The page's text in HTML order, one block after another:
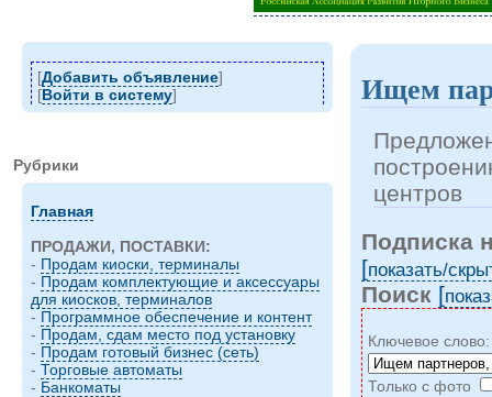
[Добавить объявление]
[Войти в систему]
Рубрики
Главная
ПРОДАЖИ, ПОСТАВКИ:
- Продам киоски, терминалы
- Продам комплектующие и аксессуары
для киосков, терминалов
- Программное обеспечение и контент
- Продам, сдам место под установку
- Продам готовый бизнес (сеть)
- Торговые автоматы
- Банкоматы
Ищем
центров
Подписка
[показать/
Поиск [
Ключевое
Только с фото